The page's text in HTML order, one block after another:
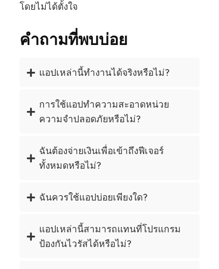
โดยไม่ได้ตั้งใจ
คำถามที่พบบ่อย
แอปเหล่านี้ทำงานได้จริงหรือไม่?
การใช้แอปทำความสะอาดหน่วย
ความจำปลอดภัยหรือไม่?
ฉันต้องจ่ายเงินเพื่อเข้าถึงฟีเจอร์
ทั้งหมดหรือไม่?
ฉันควรใช้แอปบ่อยเพียงใด?
แอปเหล่านี้สามารถแทนที่โปรแกรม
ป้องกันไวรัสได้หรือไม่?